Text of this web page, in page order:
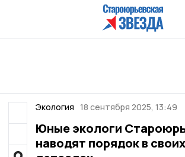
Экология 18 сентября 2025, 13:49
Юные экологи
наводят порядок в своих